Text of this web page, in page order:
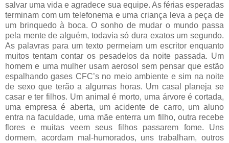
salvar uma vida e agradece sua equipe. As férias esperadas
terminam com um telefonema e uma criança leva a peça de
um brinquedo à boca. O sonho de mudar o mundo passa
pela mente de alguém, todavia só dura exatos um segundo.
As palavras para um texto permeiam um escritor enquanto
muitos tentam contar os pesadelos da noite passada. Um
homem e uma mulher usam aerosol sem pensar que estão
espalhando gases CFC’s no meio ambiente e sim na noite
de sexo que terão a algumas horas. Um casal planeja se
casar e ter filhos. Um animal é morto, uma árvore é cortada,
uma empresa é aberta, um acidente de carro, um aluno
entra na faculdade, uma mãe enterra um filho, outra recebe
flores e muitas veem seus filhos passarem fome. Uns
dormem, acordam mal-humorados, uns trabalham, outros